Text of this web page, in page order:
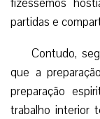
partidas e
Contudo,
que a
preparação
trabalho interior